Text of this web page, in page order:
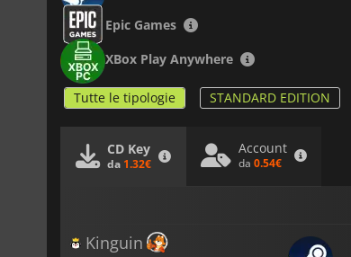
Epic Games
XBox Play Anywhere
Tutte le tipologie STANDARD EDITION
CD Key
da 1.32€
Account
da 0.54€
Kinguin